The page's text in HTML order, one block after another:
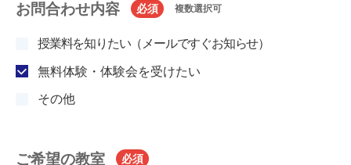
お問合わせ内容 必須 複数選択可
授業料を知りたい（メールですぐお知らせ）
無料体験・体験会を受けたい
その他
ご希望の教室 必須